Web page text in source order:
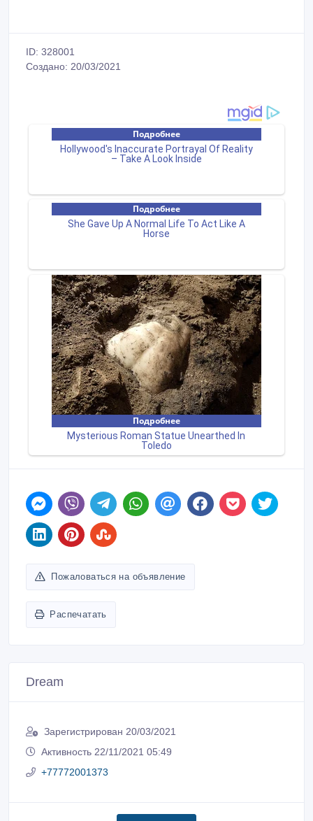
ID: 328001
Создано: 20/03/2021
Пожаловаться на объявление
Распечатать
Dream
Зарегистрирован 20/03/2021
Активность 22/11/2021 05:49
+77772001373